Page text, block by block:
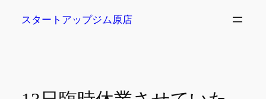
スタートアップジム原店